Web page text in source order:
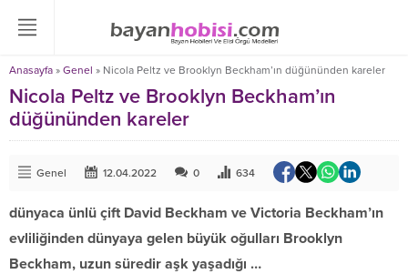
Anasayfa » Genel » Nicola Peltz ve Brooklyn Beckham’ın düğününden kareler
Nicola Peltz ve Brooklyn Beckham’ın
düğününden kareler
Genel 12.04.2022 0 634
dünyaca ünlü çift David Beckham ve Victoria Beckham’ın
evliliğinden dünyaya gelen büyük oğulları Brooklyn
Beckham, uzun süredir aşk yaşadığı …